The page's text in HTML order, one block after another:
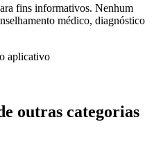
fins informativos. Nenhum
médico, diagnóstico
aplicativo
outras categorias